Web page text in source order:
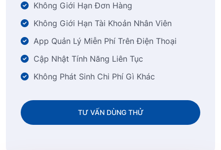
Không Giới Hạn Đơn Hàng
Không Giới Hạn Tài Khoản Nhân Viên
App Quản Lý Miễn Phí Trên Điện Thoại
Cập Nhật Tính Năng Liên Tục
Không Phát Sinh Chi Phí Gì Khác
TƯ VẤN DÙNG THỬ